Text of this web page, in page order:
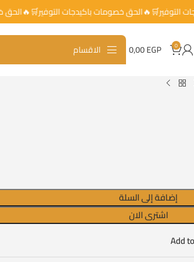
التوفير🛒🔥الحق خصومات باكيدجات
0
0,00EGP الاقسام
إضافة إلى السلة
اشترى الان
Add